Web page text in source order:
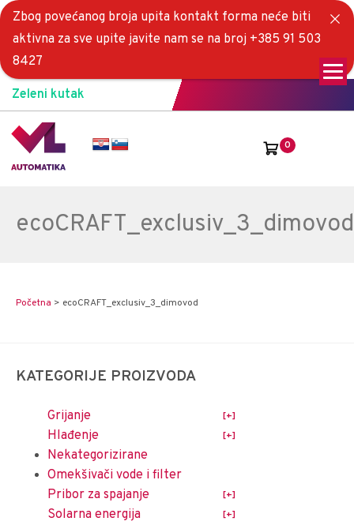
Zeleni kutak
0
ecoCRAFT_exclusiv_3_dimovod
Početna > ecoCRAFT_exclusiv_3_dimovod
KATEGORIJE PROIZVODA
Grijanje
Hlađenje
Nekategorizirane
Omekšivači vode i filter
Pribor za spajanje
Solarna energija
Zbog povećanog broja upita kontakt forma neće biti
aktivna za sve upite javite nam se na broj +385 91 503
8427